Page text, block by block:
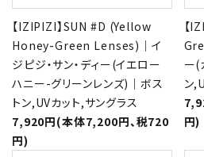
【IZIPIZI】SUN #D (Yellow
Honey-Green Lenses)｜イ
ジピジ・サン・ディー(イエロー
ハニー-グリーンレンズ)｜ボス
トン,UVカット,サングラス
7,920円(本体7,200円、税720
円)
【
ー(
ン
円)